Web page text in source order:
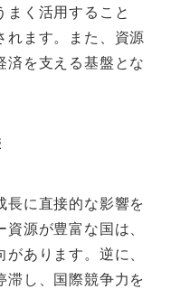
まく活用すること
れます。また、資源
済を支える基盤とな
長に直接的な影響を
源が豊富な国は、
あります。逆に、
滞し、国際競争力を